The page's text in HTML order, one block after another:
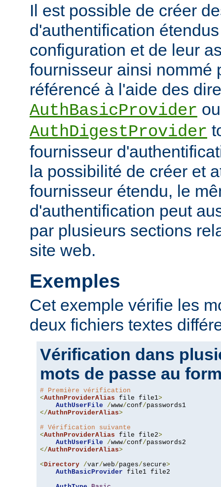
Il est possible de créer
d'authentification
configuration et de leur
fournisseur ainsi nommé
référencé à l'aide des
AuthBasicProvider ou
AuthDigestProvider
fournisseur
la possibilité de créer et
fournisseur étendu, le
d'authentification peut
par plusieurs sections
site web.
Exemples
Cet exemple vérifie les
deux fichiers textes
Vérification dans
mots de passe au
# Première vérification
<AuthnProviderAlias file file1>
AuthUserFile
/www/conf/
</AuthnProviderAlias>
# Vérification suivante
<AuthnProviderAlias file file2>
AuthUserFile
/www/conf/
</AuthnProviderAlias>
<Directory /var/web/pages/secure>
AuthBasicProvider file1 file2